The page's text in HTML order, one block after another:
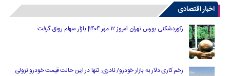
اخبار اقتصادی
رکوردشکنی بورس تهران امروز ۱۲ مهر ۱۴۰۴| بازار سهام رونق گرفت
زخم کاری دلار به بازار خودرو/ نادری: تنها در این حالت قیمت خودرو نزولی